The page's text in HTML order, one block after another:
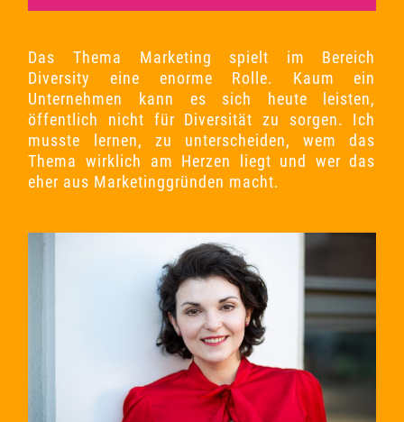
Das Thema Marketing spielt im Bereich
Diversity eine enorme Rolle. Kaum ein
Unternehmen kann es sich heute leisten,
öffentlich nicht für Diversität zu sorgen. Ich
musste lernen, zu unterscheiden, wem das
Thema wirklich am Herzen liegt und wer das
eher aus Marketinggründen macht.